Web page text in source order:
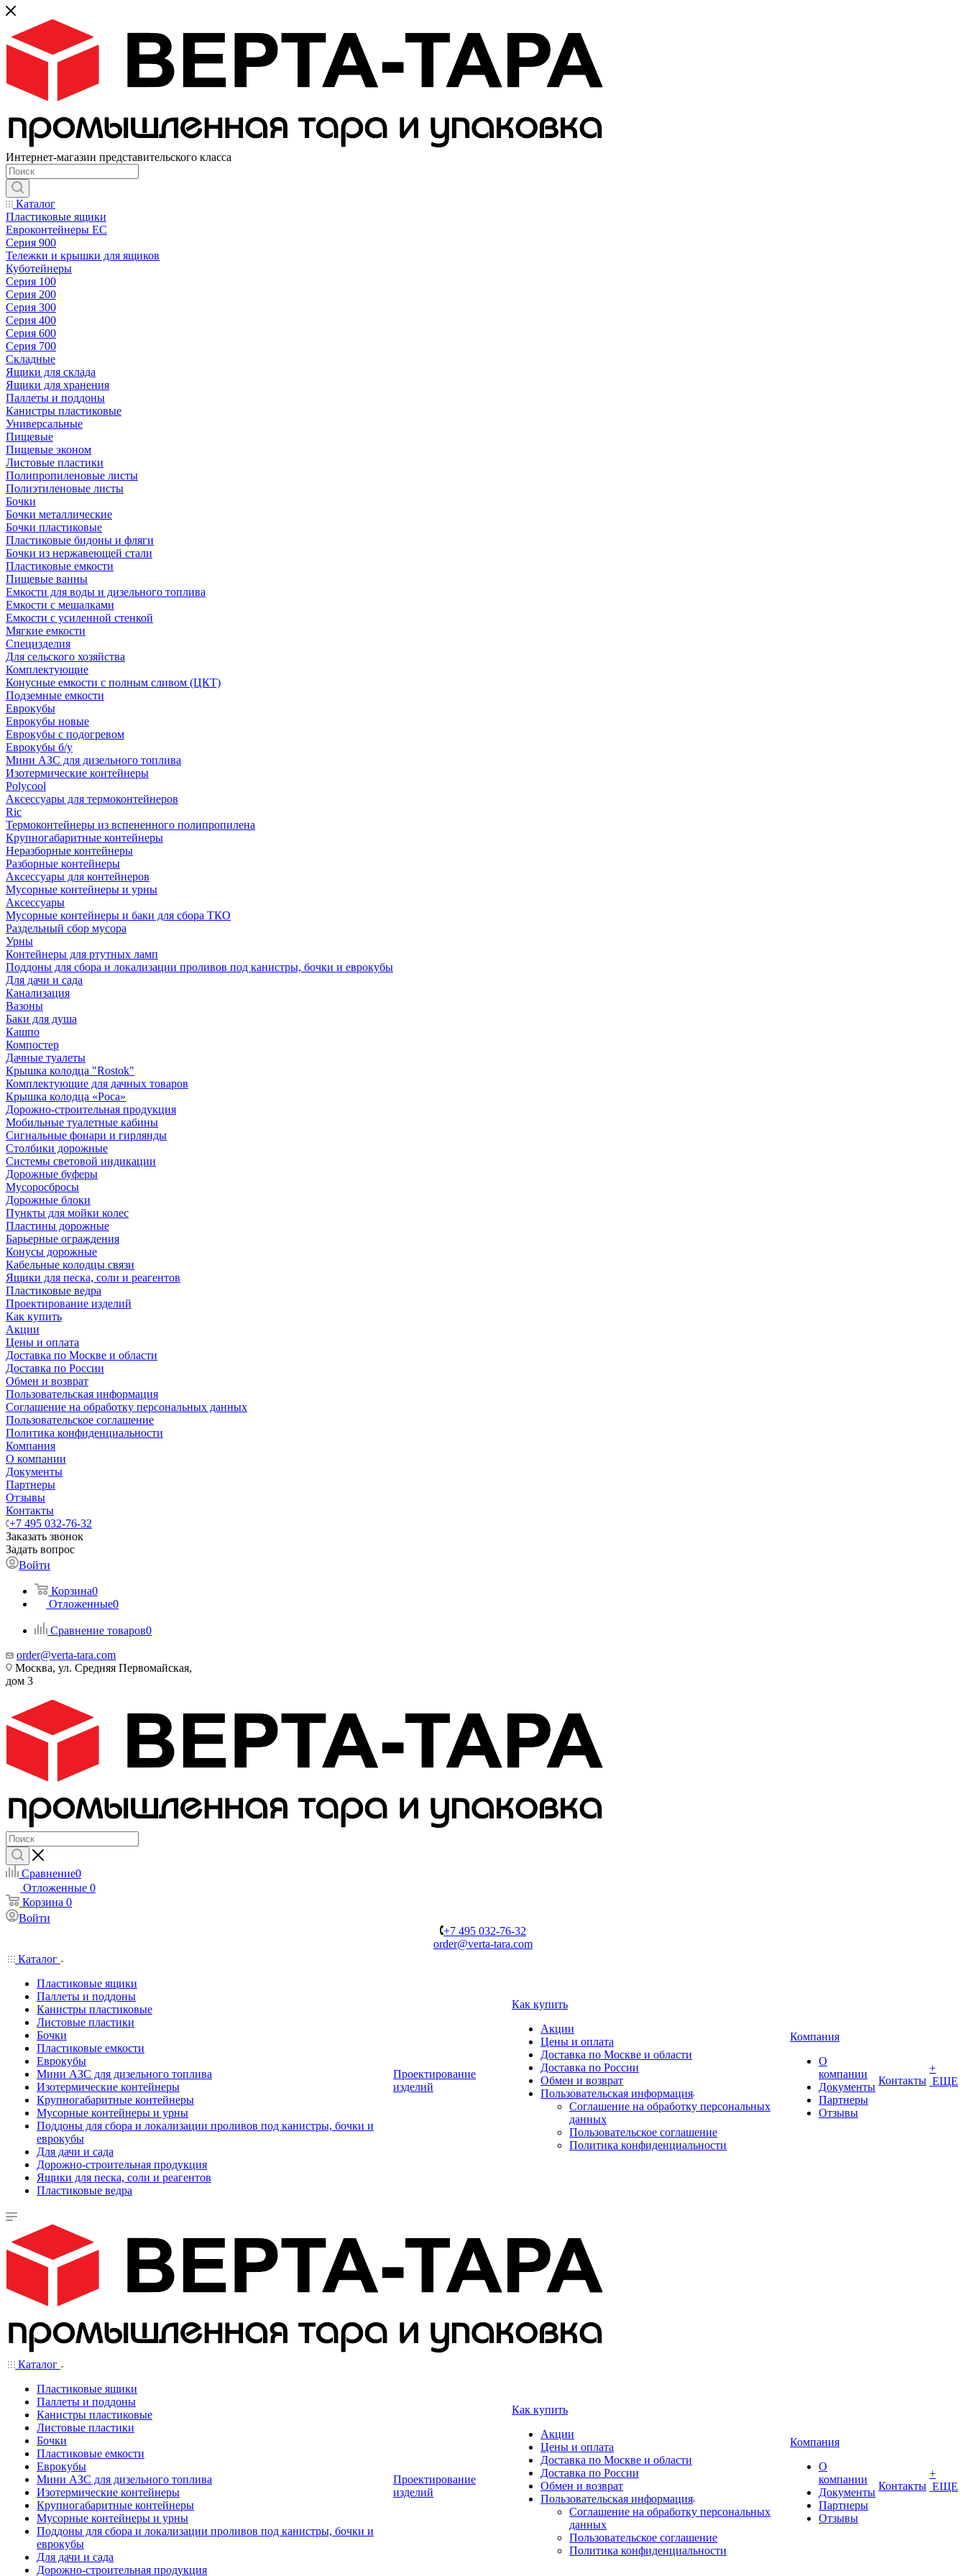
Интернет-магазин представительского класса
Каталог
Пластиковые ящики
Евроконтейнеры ЕС
Серия 900
Тележки и крышки для ящиков
Куботейнеры
Серия 100
Серия 200
Серия 300
Серия 400
Серия 600
Серия 700
Складные
Ящики для склада
Ящики для хранения
Паллеты и поддоны
Канистры пластиковые
Универсальные
Пищевые
Пищевые эконом
Листовые пластики
Полипропиленовые листы
Полиэтиленовые листы
Бочки
Бочки металлические
Бочки пластиковые
Пластиковые бидоны и фляги
Бочки из нержавеющей стали
Пластиковые емкости
Пищевые ванны
Емкости для воды и дизельного топлива
Емкости с мешалками
Емкости с усиленной стенкой
Мягкие емкости
Специзделия
Для сельского хозяйства
Комплектующие
Конусные емкости с полным сливом (ЦКТ)
Подземные емкости
Еврокубы
Еврокубы новые
Еврокубы с подогревом
Еврокубы б/у
Мини АЗС для дизельного топлива
Изотермические контейнеры
Polycool
Аксессуары для термоконтейнеров
Ric
Термоконтейнеры из вспененного полипропилена
Крупногабаритные контейнеры
Неразборные контейнеры
Разборные контейнеры
Аксессуары для контейнеров
Мусорные контейнеры и урны
Аксессуары
Мусорные контейнеры и баки для сбора ТКО
Раздельный сбор мусора
Урны
Контейнеры для ртутных ламп
Поддоны для сбора и локализации проливов под канистры, бочки и еврокубы
Для дачи и сада
Канализация
Вазоны
Баки для душа
Кашпо
Компостер
Дачные туалеты
Крышка колодца "Rostok"
Комплектующие для дачных товаров
Крышка колодца «Роса»
Дорожно-строительная продукция
Мобильные туалетные кабины
Сигнальные фонари и гирлянды
Столбики дорожные
Системы световой индикации
Дорожные буферы
Мусоросбросы
Дорожные блоки
Пункты для мойки колес
Пластины дорожные
Барьерные ограждения
Конусы дорожные
Кабельные колодцы связи
Ящики для песка, соли и реагентов
Пластиковые ведра
Проектирование изделий
Как купить
Акции
Цены и оплата
Доставка по Москве и области
Доставка по России
Обмен и возврат
Пользовательская информация
Соглашение на обработку персональных данных
Пользовательское соглашение
Политика конфиденциальности
Компания
О компании
Документы
Партнеры
Отзывы
Контакты
+7 495 032-76-32
Заказать звонок
Задать вопрос
Войти
Корзина0
Отложенные0
Сравнение товаров0
order@verta-tara.com
Москва, ул. Средняя Первомайская,
дом 3
Сравнение0
Отложенные 0
Корзина 0
Войти
+7 495 032-76-32
order@verta-tara.com
Каталог
Пластиковые ящики
Паллеты и поддоны
Канистры пластиковые
Листовые пластики
Бочки
Пластиковые емкости
Еврокубы
Мини АЗС для дизельного топлива
Изотермические контейнеры
Крупногабаритные контейнеры
Мусорные контейнеры и урны
Поддоны для сбора и локализации проливов под канистры, бочки и
еврокубы
Для дачи и сада
Дорожно-строительная продукция
Ящики для песка, соли и реагентов
Пластиковые ведра
Проектирование
изделий
Как купить
Акции
Цены и оплата
Доставка по Москве и области
Доставка по России
Обмен и возврат
Пользовательская информация
Соглашение на обработку персональных
данных
Пользовательское соглашение
Политика конфиденциальности
Компания
О
компании
Документы
Партнеры
Отзывы
Контакты
+
ЕЩЕ
Каталог
Пластиковые ящики
Паллеты и поддоны
Канистры пластиковые
Листовые пластики
Бочки
Пластиковые емкости
Еврокубы
Мини АЗС для дизельного топлива
Изотермические контейнеры
Крупногабаритные контейнеры
Мусорные контейнеры и урны
Поддоны для сбора и локализации проливов под канистры, бочки и
еврокубы
Для дачи и сада
Дорожно-строительная продукция
Проектирование
изделий
Как купить
Акции
Цены и оплата
Доставка по Москве и области
Доставка по России
Обмен и возврат
Пользовательская информация
Соглашение на обработку персональных
данных
Пользовательское соглашение
Политика конфиденциальности
Компания
О
компании
Документы
Партнеры
Отзывы
Контакты
+
ЕЩЕ